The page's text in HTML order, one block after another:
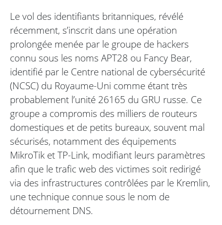
Le vol des identifiants britanniques, révélé
récemment, s’inscrit dans une opération
prolongée menée par le groupe de hackers
connu sous les noms APT28 ou Fancy Bear,
identifié par le Centre national de cybersécurité
(NCSC) du Royaume-Uni comme étant très
probablement l’unité 26165 du GRU russe. Ce
groupe a compromis des milliers de routeurs
domestiques et de petits bureaux, souvent mal
sécurisés, notamment des équipements
MikroTik et TP-Link, modifiant leurs paramètres
afin que le trafic web des victimes soit redirigé
via des infrastructures contrôlées par le Kremlin,
une technique connue sous le nom de
détournement DNS.